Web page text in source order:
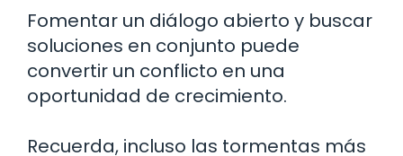
Fomentar un diálogo abierto y buscar
soluciones en conjunto puede
convertir un conflicto en una
oportunidad de crecimiento.
Recuerda, incluso las tormentas más